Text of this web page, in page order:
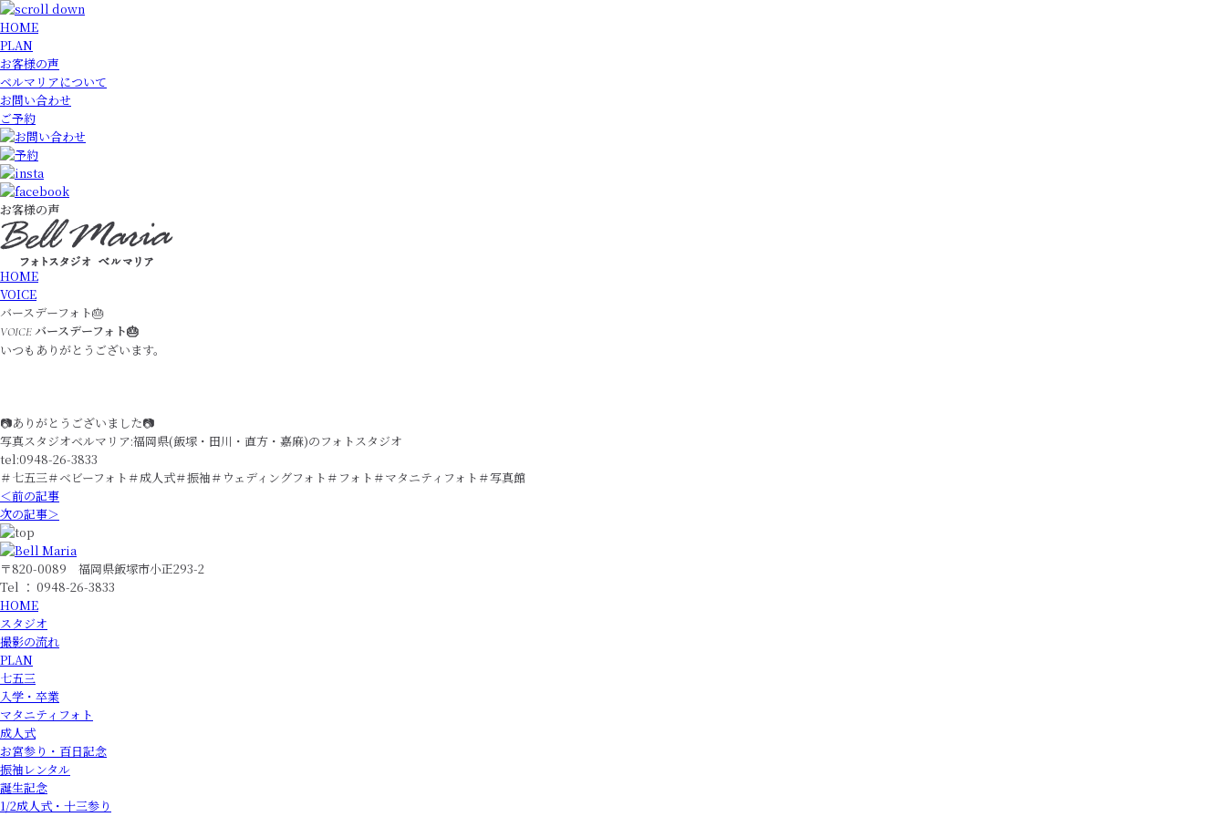
HOME
PLAN
お客様の声
ベルマリアについて
お問い合わせ
ご予約
お客様の声
HOME
VOICE
バースデーフォト🎂
VOICEバースデーフォト🎂
いつもありがとうございます。
📷ありがとうございました📷
写真スタジオベルマリア:福岡県(飯塚・田川・直方・嘉麻)のフォトスタジオ
tel:0948-26-3833
＃七五三＃ベビーフォト＃成人式＃振袖＃ウェディングフォト＃フォト＃マタニティフォト＃写真館
＜前の記事
次の記事＞
〒820-0089 福岡県飯塚市小正293-2
Tel ： 0948-26-3833
HOME
スタジオ
撮影の流れ
PLAN
七五三
入学・卒業
マタニティフォト
成人式
お宮参り・百日記念
振袖レンタル
誕生記念
1/2成人式・十三参り